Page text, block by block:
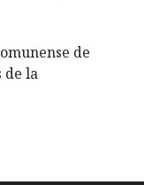
de
de la